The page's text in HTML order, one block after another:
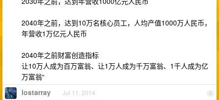
2040年之前，达到10万名核心员工，人均产值1000万人民币，
年营收1万亿元人民币
2040年之前财富创造指标
让10万人成为百万富翁、让1万人成为千万富翁、1千人成为亿
万富翁“
3
lostarray Jul 11, 2014